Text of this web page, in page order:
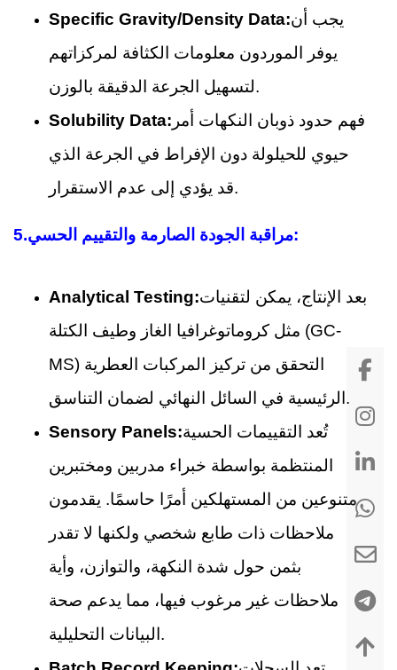
Specific Gravity/Density Data:يجب أن
يوفر الموردون معلومات الكثافة لمركزاتهم
لتسهيل الجرعة الدقيقة بالوزن.
Solubility Data: فهم حدود ذوبان النكهات أمر
حيوي للحيلولة دون الإفراط في الجرعة الذي
قد يؤدي إلى عدم الاستقرار.
5. مراقبة الجودة الصارمة والتقييم الحسي:
Analytical Testing:بعد الإنتاج، يمكن لتقنيات
مثل كروماتوغرافيا الغاز وطيف الكتلة (GC-
MS) التحقق من تركيز المركبات العطرية
الرئيسية في السائل النهائي لضمان التناسق.
Sensory Panels:تُعد التقييمات الحسية
المنتظمة بواسطة خبراء مدربين ومختبرين
متنوعين من المستهلكين أمرًا حاسمًا. يقدمون
ملاحظات ذات طابع شخصي ولكنها لا تقدر
بثمن حول شدة النكهة، والتوازن، وأية
ملاحظات غير مرغوب فيها، مما يدعم صحة
البيانات التحليلية.